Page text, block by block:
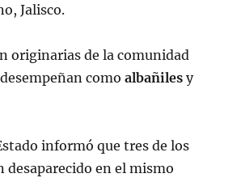
Jalisco.
originarias de la comunidad
desempeñan comoalbañiles y
informó que tres de los
desaparecido en el mismo